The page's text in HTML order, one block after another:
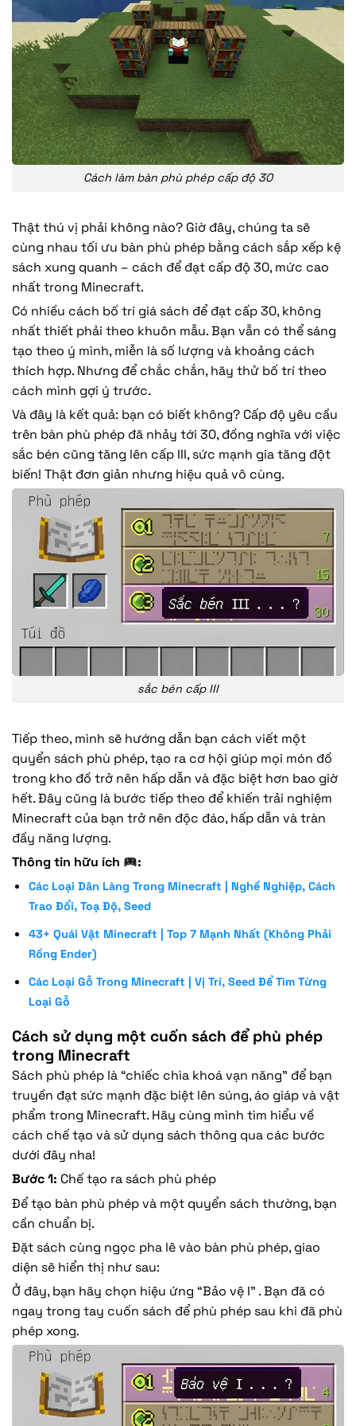
Cách làm bàn phù phép cấp độ 30
Thật thú vị phải không nào? Giờ đây, chúng ta sẽ
cùng nhau tối ưu bàn phù phép bằng cách sắp xếp kệ
sách xung quanh – cách để đạt cấp độ 30, mức cao
nhất trong Minecraft.
Có nhiều cách bố trí giá sách để đạt cấp 30, không
nhất thiết phải theo khuôn mẫu. Bạn vẫn có thể sáng
tạo theo ý mình, miễn là số lượng và khoảng cách
thích hợp. Nhưng để chắc chắn, hãy thử bố trí theo
cách mình gợi ý trước.
Và đây là kết quả: bạn có biết không? Cấp độ yêu cầu
trên bàn phù phép đã nhảy tới 30, đồng nghĩa với việc
sắc bén cũng tăng lên cấp III, sức mạnh gia tăng đột
biến! Thật đơn giản nhưng hiệu quả vô cùng.
sắc bén cấp III
Tiếp theo, mình sẽ hướng dẫn bạn cách viết một
quyển sách phù phép, tạo ra cơ hội giúp mọi món đồ
trong kho đồ trở nên hấp dẫn và đặc biệt hơn bao giờ
hết. Đây cũng là bước tiếp theo để khiến trải nghiệm
Minecraft của bạn trở nên độc đáo, hấp dẫn và tràn
đầy năng lượng.
Thông tin hữu ích
:
Các Loại Dân Làng Trong Minecraft | Nghề Nghiệp, Cách
Trao Đổi, Toạ Độ, Seed
43+ Quái Vật Minecraft | Top 7 Mạnh Nhất (Không Phải
Rồng Ender)
Các Loại Gỗ Trong Minecraft | Vị Trí, Seed Để Tìm Từng
Loại Gỗ
Cách sử dụng một cuốn sách để phù phép
trong Minecraft
Sách phù phép là “chiếc chìa khoá vạn năng” để bạn
truyền đạt sức mạnh đặc biệt lên súng, áo giáp và vật
phẩm trong Minecraft. Hãy cùng mình tìm hiểu về
cách chế tạo và sử dụng sách thông qua các bước
dưới đây nha!
Bước 1: Chế tạo ra sách phù phép
Để tạo bàn phù phép và một quyển sách thường, bạn
cần chuẩn bị.
Đặt sách cùng ngọc pha lê vào bàn phù phép, giao
diện sẽ hiển thị như sau:
Ở đây, bạn hãy chọn hiệu ứng “Bảo vệ I” . Bạn đã có
ngay trong tay cuốn sách để phù phép sau khi đã phù
phép xong.